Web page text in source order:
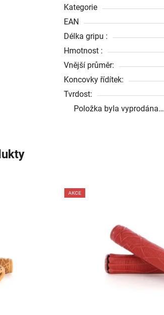
Kategorie
EAN
Délka gripu :
Hmotnost :
Vnější průměr:
Koncovky řídítek:
Tvrdost:
Položka byla vyprodána…
AKCE